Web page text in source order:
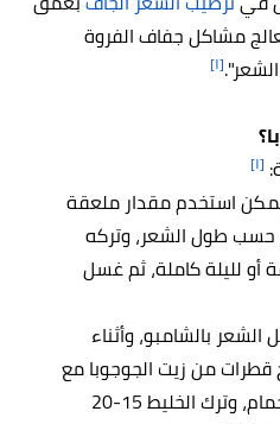
مشاكل جفاف الفروة
[١]
[١]
استخدم مقدار ملعقة
حسب طول الشعر، وتركه
لمدة 30 دقيقة أو لليلة كاملة، ثم غسل
بالشامبو، وأثناء
من زيت الجوجوبا مع
البلسم العادي أثناء الاستحمام، وترك الخليط 15-20